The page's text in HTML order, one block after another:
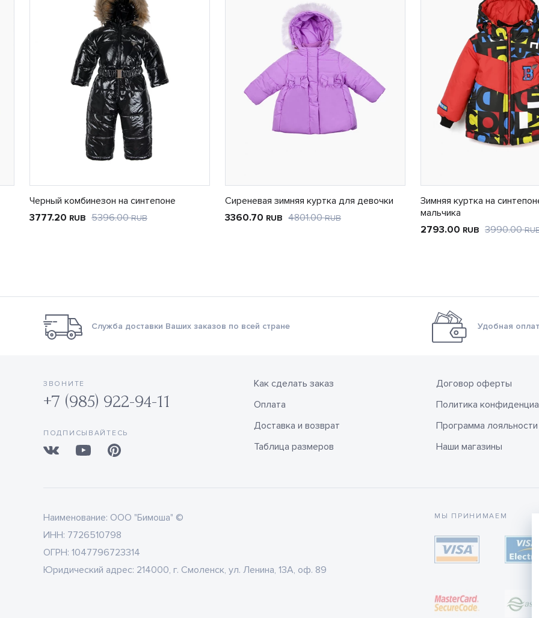
Черный комбинезон на синтепоне
3777.20 RUB 5396.00RUB
Сиреневая зимняя куртка для девочки
3360.70 RUB 4801.00RUB
Зимняя куртка на
мальчика
2793.00 RUB 3990.00
Служба доставки Ваших заказов по всей стране Удобная
ЗВОНИТЕ
+7 (985) 922-94-11
ПОДПИСЫВАЙТЕСЬ
Как сделать заказ
Оплата
Доставка и возврат
Таблица размеров
Договор оферты
Политика
Программа лояльности
Наши магазины
Наименование: ООО "Бимоша" ©
ИНН: 7726510798
ОГРН: 1047796723314
Юридический адрес: 214000, г. Смоленск, ул. Ленина, 13А, оф. 89
МЫ ПРИНИМАЕМ